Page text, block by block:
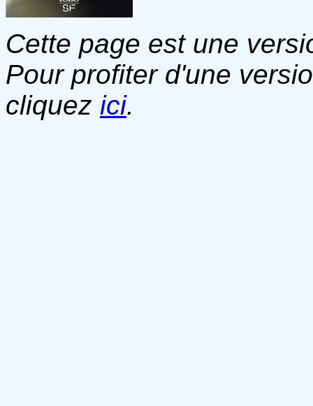
Cette page est une
Pour profiter d'une
cliquez ici.